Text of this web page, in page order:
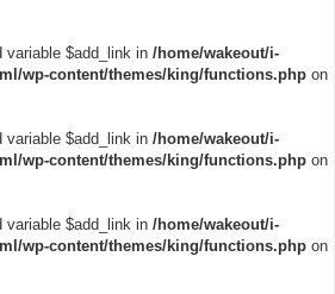
variable $add_link in /home/wakeout/i-
wp-content/themes/king/functions.php on
variable $add_link in /home/wakeout/i-
wp-content/themes/king/functions.php on
variable $add_link in /home/wakeout/i-
wp-content/themes/king/functions.php on